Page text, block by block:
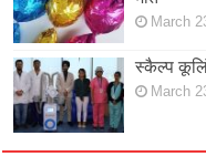
March
स्कैल्प
March